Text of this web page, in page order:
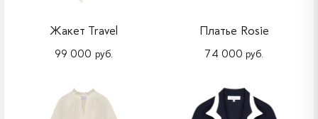
Жакет Travel
99 000 руб.
Платье Rosie
74 000 руб.